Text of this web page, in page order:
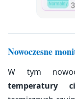
Nowoczesne
W tym
temperatury